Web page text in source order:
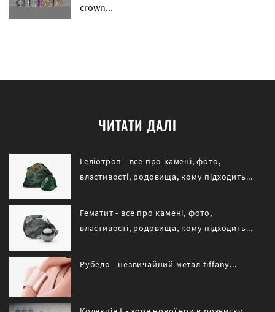
crown...
ЧИТАТИ ДАЛІ
Геліотроп - все про камені, фото,
властивості, родовища, кому підходить...
Гематит - все про камені, фото,
властивості, родовища, кому підходить...
Рубедо - незвичайний метал tiffany...